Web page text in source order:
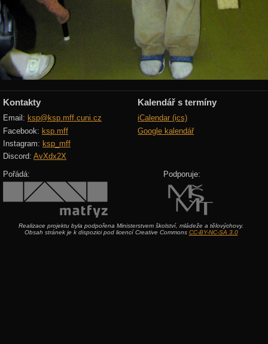
Kontakty
Email: ksp@ksp.mff.cuni.cz
Facebook: ksp.mff
Instagram: ksp_mff
Discord: AvXdx2X
Kalendář s termíny
iCalendar (ics)
Google kalendář
Pořádá: Podporuje:
Realizace projektu byla podpořena Ministerstvem školství, mládeže a tělovýchovy.
Obsah stránek je k dispozici pod licencí Creative Commons CC-BY-NC-SA 3.0